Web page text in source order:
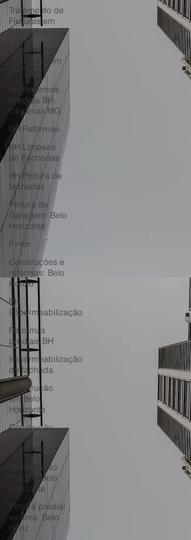
Tratamento de
Fissuras em
Fachadas
Limpeza de
Fachadas em
BH Reformas
Prediais BH:
Obramax MG
BH Reformas
BH Limpeza
de Fachadas
BH Pintura de
fachadas
Pintura de
Garagem: Belo
Horizonte
Pintor
Construções e
reformas: Belo
Horizo
BH
Impermeabilização
Reformas
prediais BH
Impermeabilização
de fachada
Construção
em Belo
Horizonte
Construção
civil: Belo
Horizonte
Restauração
Predial: Belo
Horizonte
Pintura predial
externa: Belo
Horiz